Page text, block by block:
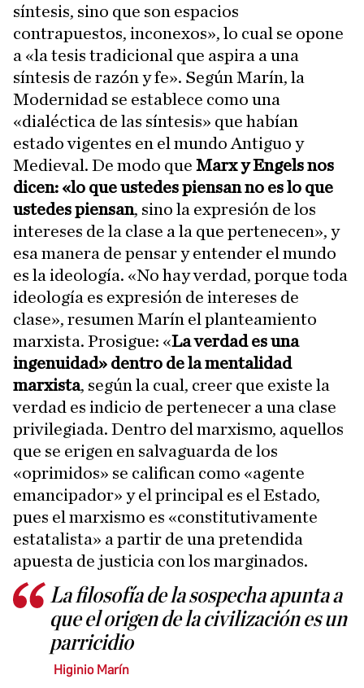
síntesis, sino que son espacios
contrapuestos, inconexos», lo cual se opone
a «la tesis tradicional que aspira a una
síntesis de razón y fe». Según Marín, la
Modernidad se establece como una
«dialéctica de las síntesis» que habían
estado vigentes en el mundo Antiguo y
Medieval. De modo que Marx y Engels nos
dicen: «lo que ustedes piensan no es lo que
ustedes piensan, sino la expresión de los
intereses de la clase a la que pertenecen», y
esa manera de pensar y entender el mundo
es la ideología. «No hay verdad, porque toda
ideología es expresión de intereses de
clase», resumen Marín el planteamiento
marxista. Prosigue: «La verdad es una
ingenuidad» dentro de la mentalidad
marxista, según la cual, creer que existe la
verdad es indicio de pertenecer a una clase
privilegiada. Dentro del marxismo, aquellos
que se erigen en salvaguarda de los
«oprimidos» se califican como «agente
emancipador» y el principal es el Estado,
pues el marxismo es «constitutivamente
estatalista» a partir de una pretendida
apuesta de justicia con los marginados.
La filosofía de la sospecha apunta a
que el origen de la civilización es un
parricidio
Higinio Marín